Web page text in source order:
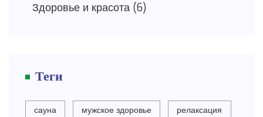
Здоровье и красота (6)
Теги
сауна мужское здоровье релаксация